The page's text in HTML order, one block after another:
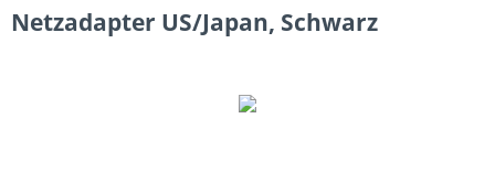
Netzadapter US/Japan, Schwarz